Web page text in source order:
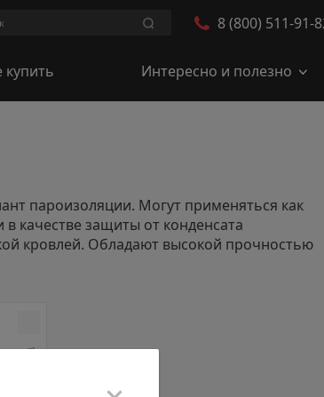
Искать. Заказать обратный
8 (800) 511-91-
купить Интересно и полезно
пароизоляции. Могут применяться как
качестве защиты от конденсата
кровлей. Обладают высокой прочностью